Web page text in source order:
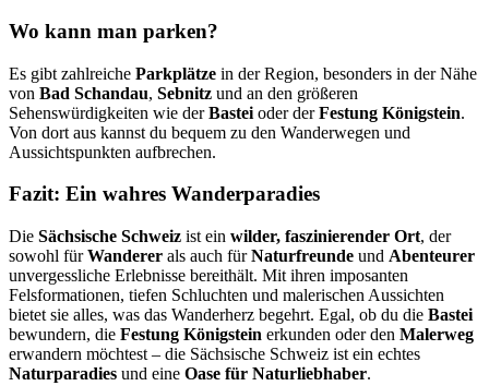
Wo kann man parken?
Es gibt zahlreiche Parkplätze in der Region, besonders in der Nähe
von Bad Schandau, Sebnitz und an den größeren
Sehenswürdigkeiten wie derBastei oder derFestung Königstein.
Von dort aus kannst du bequem zu den Wanderwegen und
Aussichtspunkten aufbrechen.
Fazit: Ein wahres Wanderparadies
Die Sächsische Schweiz ist ein wilder, faszinierender Ort, der
sowohl fürWanderer als auch fürNaturfreunde und Abenteurer
unvergessliche Erlebnisse bereithält. Mit ihren imposanten
Felsformationen, tiefen Schluchten und malerischen Aussichten
bietet sie alles, was das Wanderherz begehrt. Egal, ob du die Bastei
bewundern, die Festung Königstein erkunden oder den Malerweg
erwandern möchtest – die Sächsische Schweiz ist ein echtes
Naturparadies und eine Oase für Naturliebhaber.